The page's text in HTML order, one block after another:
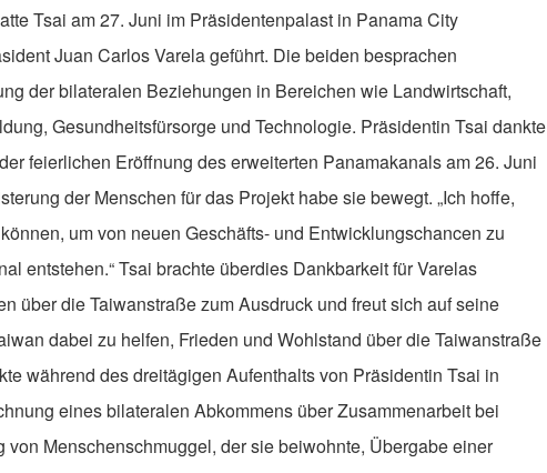
Tsai am 27. Juni im Präsidentenpalast in Panama City
Juan Carlos Varela geführt. Die beiden besprachen
der bilateralen Beziehungen in Bereichen wie Landwirtschaft,
Gesundheitsfürsorge und Technologie. Präsidentin Tsai dankte
feierlichen Eröffnung des erweiterten Panamakanals am 26. Juni
der Menschen für das Projekt habe sie bewegt. „Ich hoffe,
um von neuen Geschäfts- und Entwicklungschancen zu
entstehen.“ Tsai brachte überdies Dankbarkeit für Varelas
über die Taiwanstraße zum Ausdruck und freut sich auf seine
dabei zu helfen, Frieden und Wohlstand über die Taiwanstraße
während des dreitägigen Aufenthalts von Präsidentin Tsai in
eines bilateralen Abkommens über Zusammenarbeit bei
von Menschenschmuggel, der sie beiwohnte, Übergabe einer